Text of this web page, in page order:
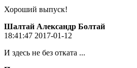
Хороший выпуск!
Шалтай Александр Болтай
18:41:47 2017-01-12
И здесь не без отката ...